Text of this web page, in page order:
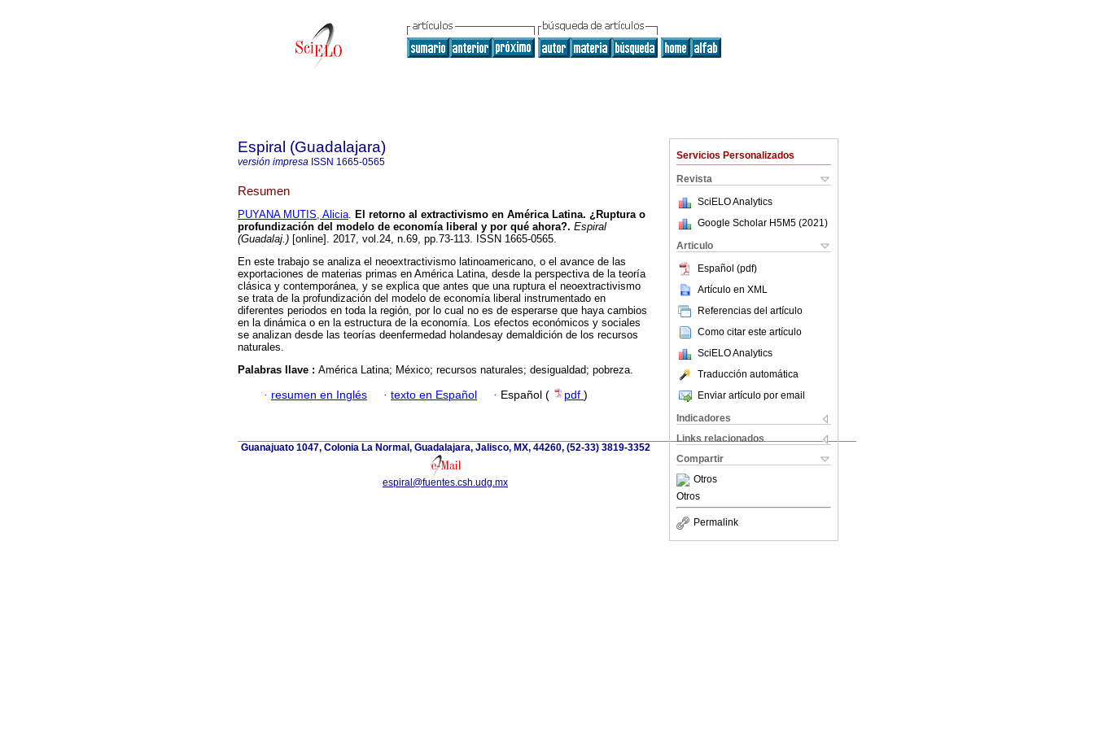
Servicios Personalizados
Revista
SciELO Analytics
Google Scholar H5M5 (2021 )
Articulo
Español (pdf)
Artículo en XML
Referencias del artículo
Como citar este artículo
SciELO Analytics
Traducción automática
Enviar artículo por email
Indicadores
Links relacionados
Compartir
Otros
Otros
Permalink
Espiral (Guadalajara)
versión impresa ISSN 1665-0565
Resumen
PUYANA MUTIS, Alicia. El retorno al extractivismo en América Latina. ¿Ruptura o
profundización del modelo de economía liberal y por qué ahora?. Espiral
(Guadalaj.) [online]. 2017, vol.24, n.69, pp.73-113. ISSN 1665-0565.
En este trabajo se analiza el neoextractivismo latinoamericano, o el avance de las
exportaciones de materias primas en América Latina, desde la perspectiva de la teoría
clásica y contemporánea, y se explica que antes que una ruptura el neoextractivismo
se trata de la profundización del modelo de economía liberal instrumentado en
diferentes periodos en toda la región, por lo cual no es de esperarse que haya cambios
en la dinámica o en la estructura de la economía. Los efectos económicos y sociales
se analizan desde las teorías deenfermedad holandesay demaldición de los recursos
naturales.
Palabras llave : América Latina; México; recursos naturales; desigualdad; pobreza.
· resumen en Inglés · texto en Español · Español ( pdf )
Guanajuato 1047, Colonia La Normal, Guadalajara, Jalisco, MX, 44260, (52-33) 3819-3352
espiral@fuentes.csh.udg.mx